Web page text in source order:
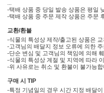
-택배 상품 중 당일 발송 상품은 평일
-택배 상품 중 주문 제작 상품은 주문
교환/환불
-식물의 특성상 제작/출고된 상품은
-고객님의 배달지 정보 오류에 의한
-단순 변심 및 고객님의 책임에 의해
-식물의 특성상 계절 및 지역에 따라
-위 사유로는 취소 및 환불이 불가능합
구매 시 TIP
-특정 기념일의 경우 시간 지정 배달